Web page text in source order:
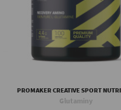
PROMAKER CREATIVE SPORT
Glutaminy